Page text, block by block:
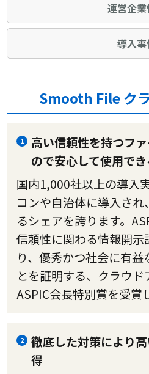
運営企
導入事
Smooth File ク
1
高い信頼性を持つフ
ので安心して使用でき
国内1,000社以上の導入
コンや自治体に導入さ
るシェアを誇ります。
信頼性に関わる情報開示
り、優秀かつ社会に有
とを証明する、クラウ
ASPIC会長特別賞を受賞
2
徹底した対策により
得